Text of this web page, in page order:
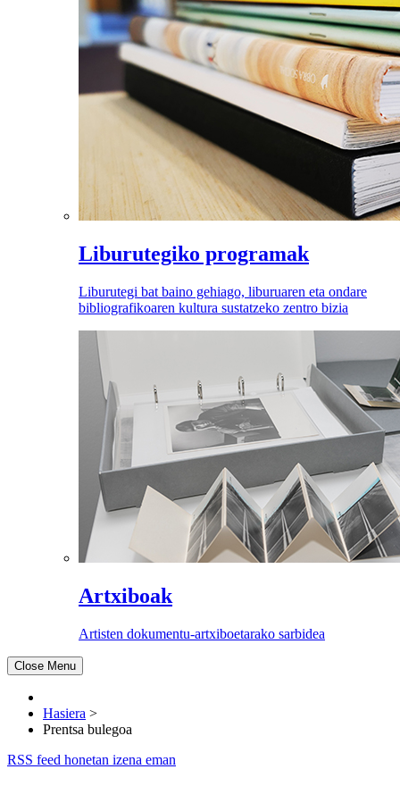
Liburutegiko programak
Liburutegi bat baino gehiago, liburuaren eta ondare
bibliografikoaren kultura sustatzeko zentro bizia
Artxiboak
Artisten dokumentu-artxiboetarako sarbidea
Close Menu
Hasiera >
Prentsa bulegoa
RSS feed honetan izena eman